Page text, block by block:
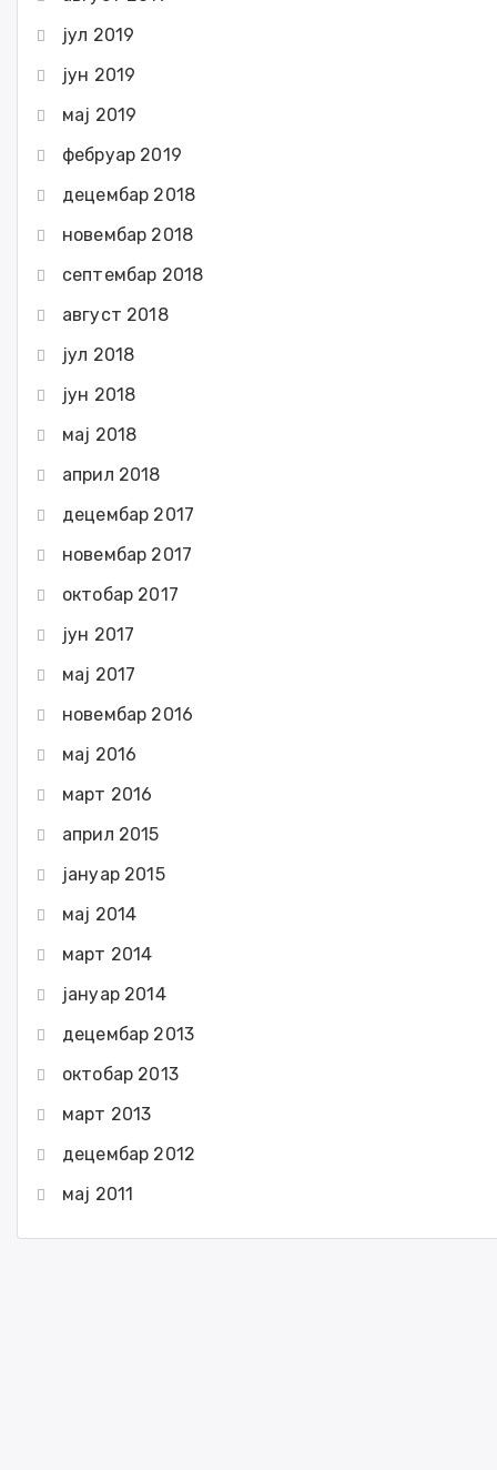
јул 2019
јун 2019
мај 2019
фебруар 2019
децембар 2018
новембар 2018
септембар 2018
август 2018
јул 2018
јун 2018
мај 2018
април 2018
децембар 2017
новембар 2017
октобар 2017
јун 2017
мај 2017
новембар 2016
мај 2016
март 2016
април 2015
јануар 2015
мај 2014
март 2014
јануар 2014
децембар 2013
октобар 2013
март 2013
децембар 2012
мај 2011